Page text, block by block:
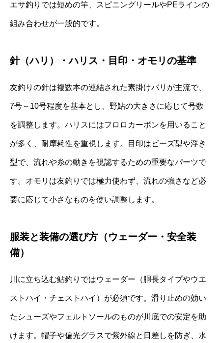
エサ釣りでは短めの竿、スピニングリールやPEラインの
組み合わせが一般的です。
針（ハリ）・ハリス・目印・オモリの基準
友釣りの針は複数本の連結された素掛けバリが主流で、
7号～10号程度を基本とし、野鮎の大きさに応じて号数
を調整します。ハリスにはフロロカーボンを用いること
が多く、耐摩耗性を重視します。目印はビーズ型や浮き
型で、流れや糸の動きを視認するための重要なパーツで
す。オモリは友釣りでは極力使わず、流れの強さなど必
要に応じて小さなものを使い調整します。
服装と装備の選び方（ウェーダー・安全装
備）
川に立ち込む鮎釣りではウェーダー（胴長タイプやウエ
ストハイ・チェストハイ）が必須です。滑り止めの効い
たシューズやフェルトソールのものが川底での安定を助
けます。帽子や偏光グラスで紫外線と日差しを防ぎ、水